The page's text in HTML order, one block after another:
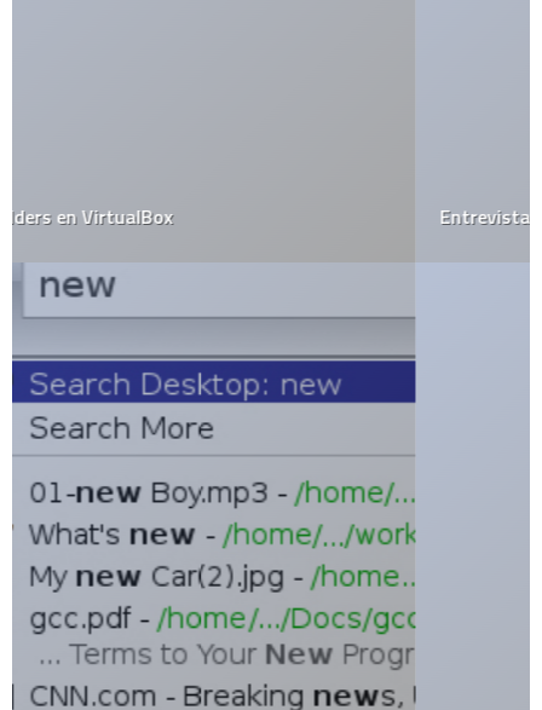
Entrevista a Richard Stallman